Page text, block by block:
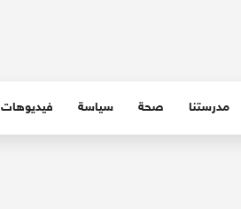
مدرستنا صحة سياسة فيديوهات